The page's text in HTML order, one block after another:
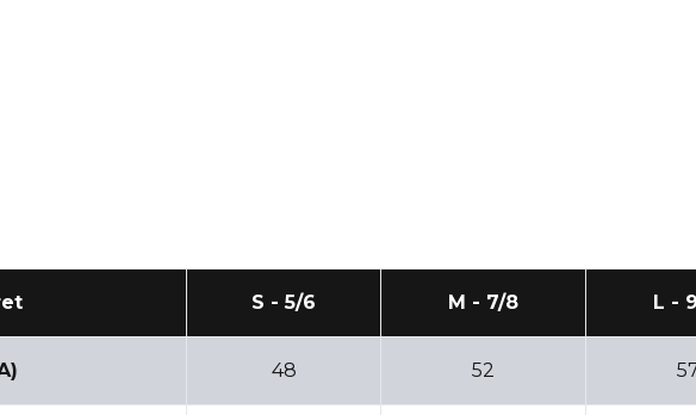
S - 5/6 M - 7/8 L -
48 52